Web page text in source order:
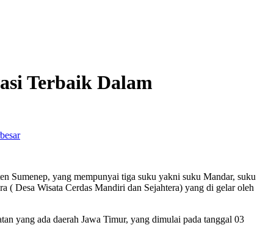
Terbaik Dalam
Sumenep, yang mempunyai tiga suku yakni suku Mandar, suku
( Desa Wisata Cerdas Mandiri dan Sejahtera) yang di gelar oleh
yang ada daerah Jawa Timur, yang dimulai pada tanggal 03